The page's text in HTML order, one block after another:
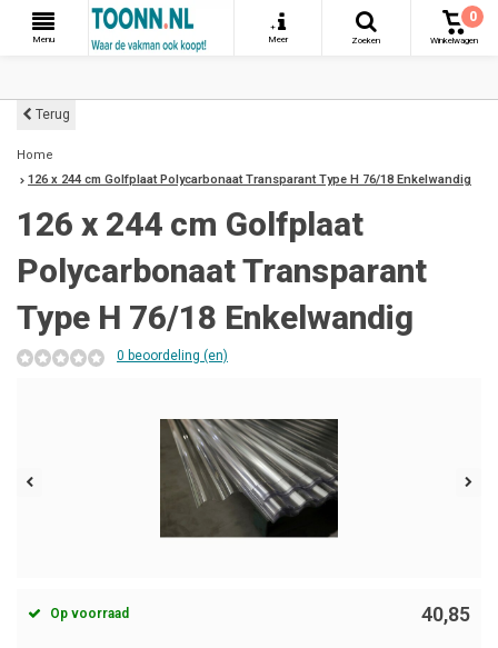
Menu
+
Meer
Zoeken
0
Winkelwagen
Terug
Home
126 x 244 cm Golfplaat Polycarbonaat Transparant Type H 76/18 Enkelwandig
126 x 244 cm Golfplaat
Polycarbonaat Transparant
Type H 76/18 Enkelwandig
0 beoordeling (en)
Op voorraad 40,85